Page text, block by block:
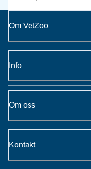
Om VetZoo
Info
Om oss
Kontakt